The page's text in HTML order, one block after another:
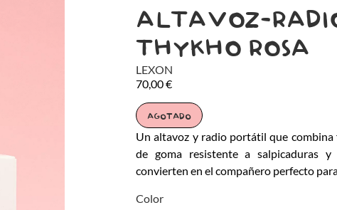
ALTAVOZ-
THYKHO ROSA
LEXON
70,00€
AGOTADO
Un altavoz y radio portátil que
de goma resistente a salpicaduras
convierten en el compañero perfecto
Color